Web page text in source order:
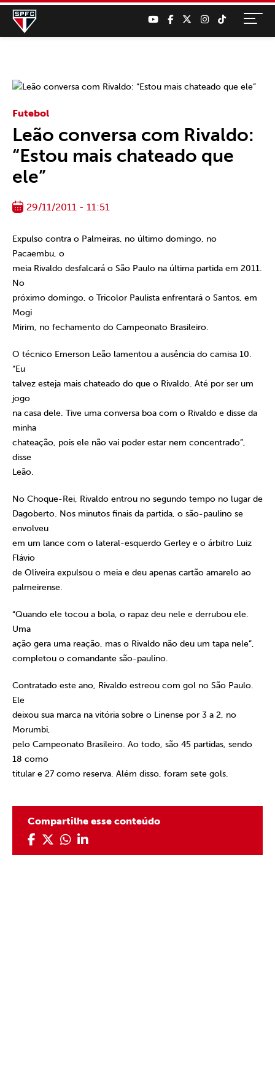
Futebol
Leão conversa com Rivaldo:
“Estou mais chateado que
ele”
29/11/2011 - 11:51
Expulso contra o Palmeiras, no último domingo, no
Pacaembu, o
meia Rivaldo desfalcará o São Paulo na última partida em 2011.
No
próximo domingo, o Tricolor Paulista enfrentará o Santos, em
Mogi
Mirim, no fechamento do Campeonato Brasileiro.
O técnico Emerson Leão lamentou a ausência do camisa 10.
“Eu
talvez esteja mais chateado do que o Rivaldo. Até por ser um
jogo
na casa dele. Tive uma conversa boa com o Rivaldo e disse da
minha
chateação, pois ele não vai poder estar nem concentrado”,
disse
Leão.
No Choque-Rei, Rivaldo entrou no segundo tempo no lugar de
Dagoberto. Nos minutos finais da partida, o são-paulino se
envolveu
em um lance com o lateral-esquerdo Gerley e o árbitro Luiz
Flávio
de Oliveira expulsou o meia e deu apenas cartão amarelo ao
palmeirense.
“Quando ele tocou a bola, o rapaz deu nele e derrubou ele.
Uma
ação gera uma reação, mas o Rivaldo não deu um tapa nele”,
completou o comandante são-paulino.
Contratado este ano, Rivaldo estreou com gol no São Paulo.
Ele
deixou sua marca na vitória sobre o Linense por 3 a 2, no
Morumbi,
pelo Campeonato Brasileiro. Ao todo, são 45 partidas, sendo
18 como
titular e 27 como reserva. Além disso, foram sete gols.
Compartilhe esse conteúdo